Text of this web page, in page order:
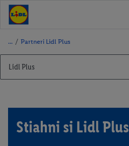
/ Partneri Lidl Plus
Lidl Plus
Smarty
Stiahni si Lidl Plus